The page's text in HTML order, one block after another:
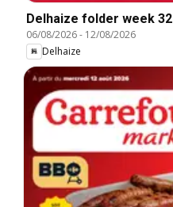
Delhaize folder week 32
06/08/2026- 12/08/2026
Delhaize